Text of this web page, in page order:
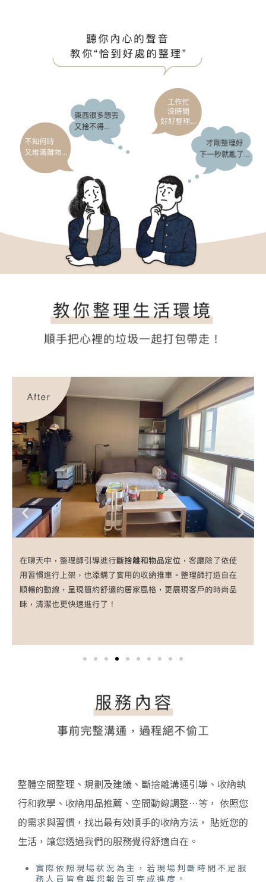
整體空間整理、規劃及建議、斷捨離溝通引導、收納執
行和教學、收納用品推薦、空間動線調整…等， 依照您
的需求與習慣，找出最有效順手的收納方法， 貼近您的
生活，讓您透過我們的服務覺得舒適自在。
實際依照現場狀況為主，若現場判斷時間不足服
務人員皆會與您報告可完成進度。